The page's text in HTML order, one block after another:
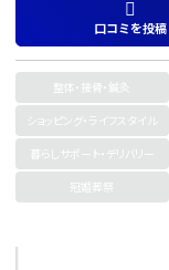
口コミを投稿
整体・接骨・鍼灸
ショッピング・ライフスタイル
暮らしサポート・デリバリー
冠婚葬祭